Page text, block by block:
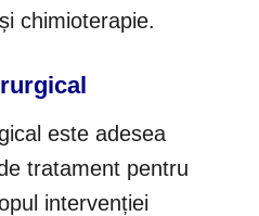
chimioterapie.
este adesea
tratament pentru
intervenției